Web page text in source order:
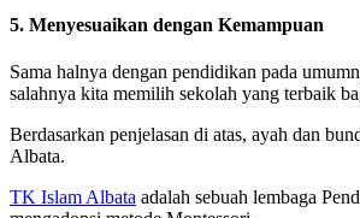
5. Menyesuaikan dengan Kemampuan
Sama halnya dengan pendidikan pada
salahnya kita memilih sekolah yang terbaik
Berdasarkan penjelasan di atas, ayah dan
Albata.
TK Islam Albata adalah sebuah lembaga